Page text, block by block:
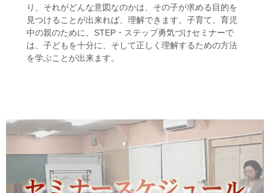
り、それがどんな意図なのかは、その子が求める目的を
見つけることが出来れば、理解できます。子育て、育児
中の親のために、STEP・ステップ勇気づけセミナーで
は、子どもを十分に、そして正しく理解するための方法
を学ぶことが出来ます。